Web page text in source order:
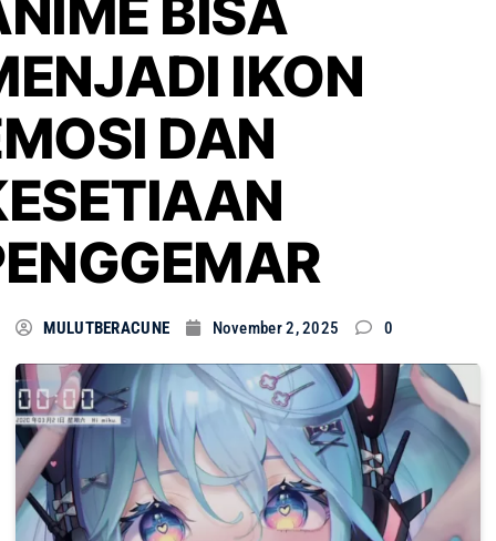
BISA
IKON
DAN
MULUTBERACUNE November 2, 2025 0